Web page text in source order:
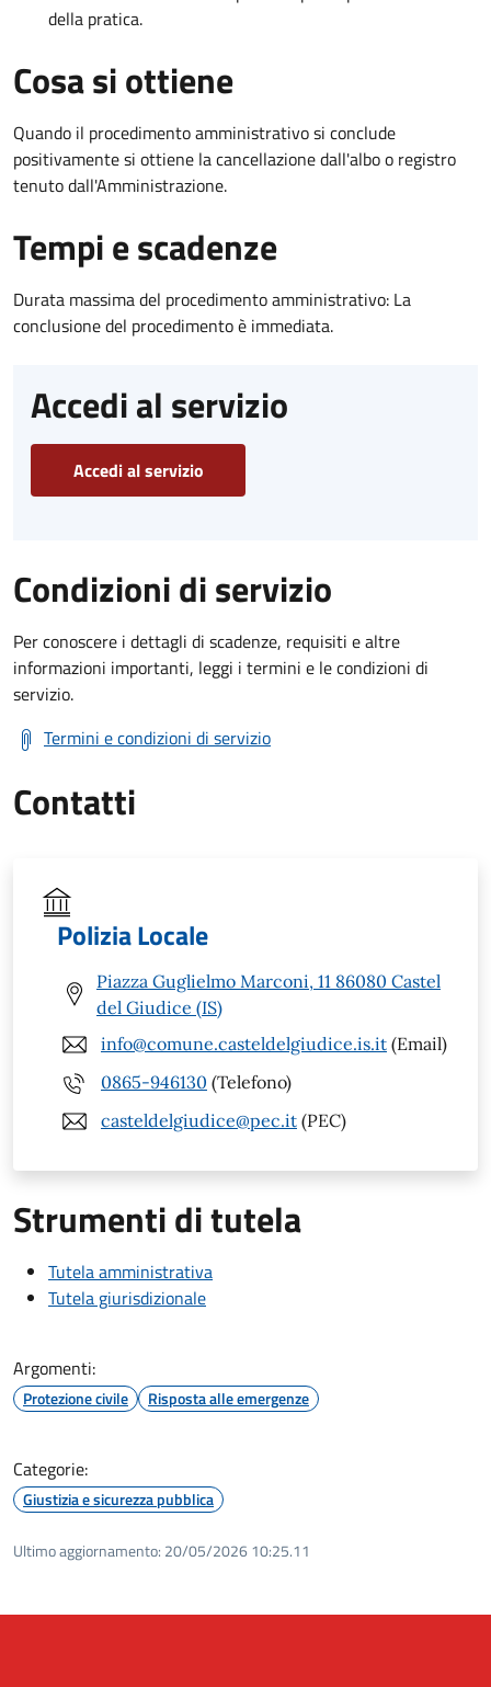
della pratica.
Cosa si ottiene
Quando il procedimento amministrativo si conclude
positivamente si ottiene la cancellazione dall'albo o registro
tenuto dall'Amministrazione.
Tempi e scadenze
Durata massima del procedimento amministrativo: La
conclusione del procedimento è immediata.
Accedi al servizio
Accedi al servizio
Condizioni di servizio
Per conoscere i dettagli di scadenze, requisiti e altre
informazioni importanti, leggi i termini e le condizioni di
servizio.
Termini e condizioni di servizio
Contatti
Polizia Locale
Piazza Guglielmo Marconi, 11 86080 Castel
del Giudice (IS)
info@comune.casteldelgiudice.is.it (Email)
0865-946130 (Telefono)
casteldelgiudice@pec.it (PEC)
Strumenti di tutela
Tutela amministrativa
Tutela giurisdizionale
Argomenti:
Protezione civile Risposta alle emergenze
Categorie:
Giustizia e sicurezza pubblica
Ultimo aggiornamento: 20/05/2026 10:25.11